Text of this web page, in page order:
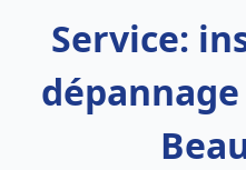
Service: